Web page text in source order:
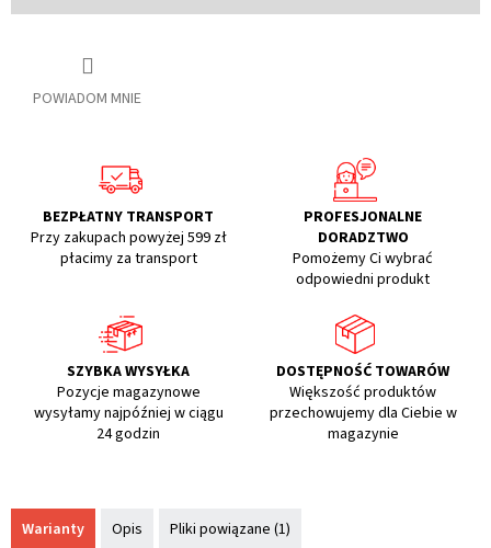
POWIADOM MNIE
BEZPŁATNY TRANSPORT
Przy zakupach powyżej 599 zł
płacimy za transport
PROFESJONALNE
DORADZTWO
Pomożemy Ci wybrać
odpowiedni produkt
SZYBKA WYSYŁKA
Pozycje magazynowe
wysyłamy najpóźniej w ciągu
24 godzin
DOSTĘPNOŚĆ TOWARÓW
Większość produktów
przechowujemy dla Ciebie w
magazynie
Warianty Opis Pliki powiązane (1)